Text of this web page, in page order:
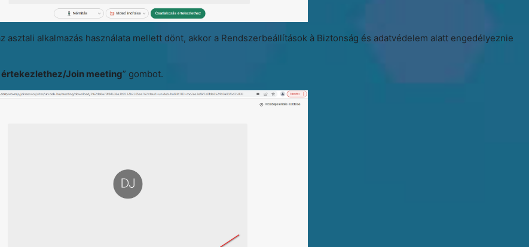
alkalmazás használata mellett dönt, akkor a Rendszerbeállítások à Biztonság és adatvédelem alatt engedélyeznie
Join meeting” gombot.